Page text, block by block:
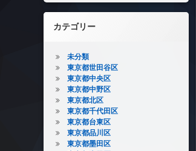
カテゴリー
未分類
東京都世田谷区
東京都中央区
東京都中野区
東京都北区
東京都千代田区
東京都台東区
東京都品川区
東京都墨田区